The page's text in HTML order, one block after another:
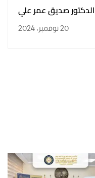
صديق عمر علي